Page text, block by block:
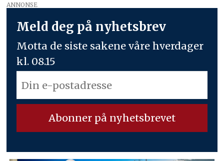
ANNONSE
Meld deg på nyhetsbrev
Motta de siste sakene våre hverdager
kl. 08.15